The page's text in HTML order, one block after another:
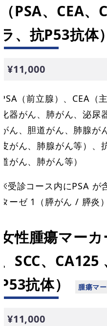
（PSA、CEA
ラ、抗P53抗体）
¥11,000
PSA（前立腺）、CEA（
化器がん、肺がん、泌
がん、胆道がん、肺腺が
皮がん、肺腺がん等）
道がん、肺がん等）
※受診コース内にPSA が
ターゼ 1（膵がん / 膵炎
女性腫瘍マー
、SCC、
P53抗体）
¥11,000